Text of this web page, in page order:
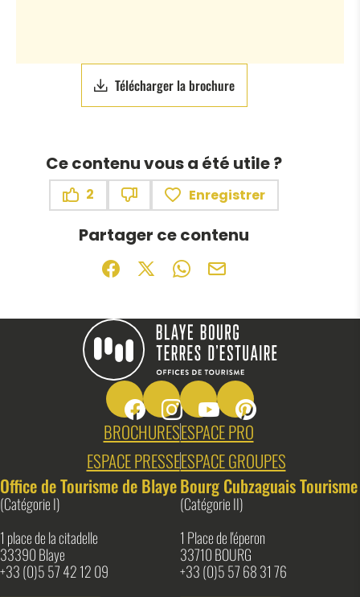
Télécharger la brochure
Ce contenu vous a été utile ?
2
Enregistrer
Partager ce contenu
Partager sur Facebook (nouvelle
Partager sur X / Twitter (nouvelle
Partager sur WhatsApp
Partager par mail
Blaye Bourg Terres d&#039;Estuaire
Suivez-nous sur Facebook
Suivez-nous sur Instagram
Suivez-nous sur Youtube
Suivez-nous sur
BROCHURESESPACE PRO
ESPACE PRESSEESPACE GROUPES
Office de Tourisme de Blaye
(Catégorie I)
1 place de la citadelle
33390 Blaye
+33 (0)5 57 42 12 09
Bourg Cubzaguais Tourisme
(Catégorie II)
1 Place de l'éperon
33710 BOURG
+33 (0)5 57 68 31 76